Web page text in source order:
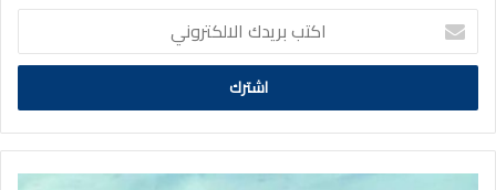
اكتب
بريدك
الالكتروني